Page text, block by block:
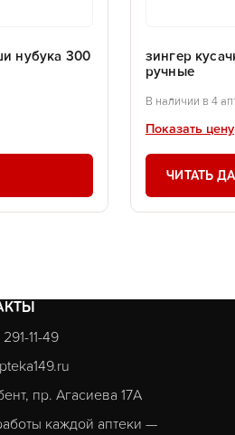
нубука 300
зингер
ручные
В наличии в 4
Показать цену
ЧИТАТЬ
11-49
пр. Агасиева 17А
каждой аптеки —